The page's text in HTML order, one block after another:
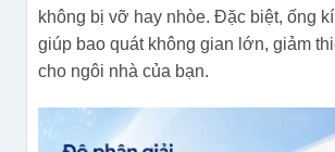
không bị vỡ hay nhòe. Đặc biệt, ống
giúp bao quát không gian lớn, giảm
cho ngôi nhà của bạn.